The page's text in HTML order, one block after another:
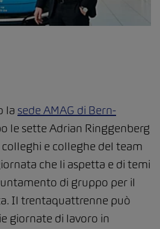
la sede AMAG di Bern-
le sette Adrian Ringgenberg
e colleghe del team
che li aspetta e di temi
di gruppo per il
Il trentaquattrenne può
giornate di lavoro in